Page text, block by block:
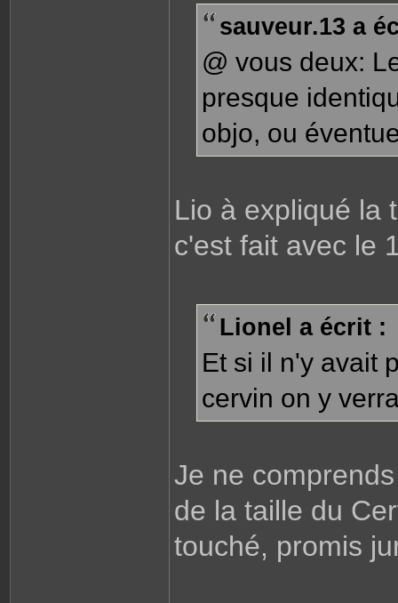
sauveur.13 a
@ vous deux:
presque
objo, ou
Lio à expliqué la
c'est fait avec le
Lionel a écrit :
Et si il n'y avait
cervin on y
Je ne
de la taille du
touché, promis